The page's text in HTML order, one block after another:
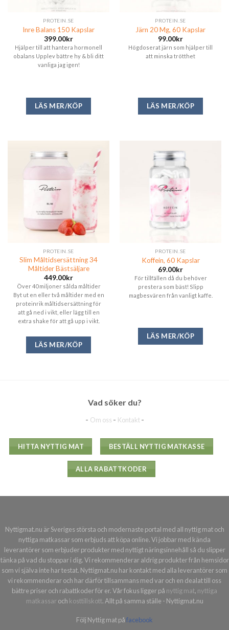
PROTEIN.SE
Inre Balans 150 Kapslar
399.00kr
Hjälper till att hantera hormonell
obalans Upplev bättre hy & bli ditt
vanliga jag igen!
LÄS MER/KÖP
PROTEIN.SE
Järn 20 Mg, 60 Kapslar
99.00kr
Högdoserat järn som hjälper till
att minska trötthet
LÄS MER/KÖP
PROTEIN.SE
Slim Måltidsersättning 34
Måltider Bästsäljare
449.00kr
Över 40 miljoner sålda måltider
Byt ut en eller två måltider med en
proteinrik måltidsersättning för
att gå ned i vikt, eller lägg till en
extra shake för att gå upp i vikt.
LÄS MER/KÖP
PROTEIN.SE
Koffein, 60 Kapslar
69.00kr
För tillfällen då du behöver
prestera som bäst! Slipp
magbesvären från vanligt kaffe.
LÄS MER/KÖP
Vad söker du?
- Om oss - Kontakt-
HITTA NYTTIG MAT BESTÄLL NYTTIG MATKASSE
ALLA RABATTKODER
Nyttigmat.nu är Sveriges största och modernaste portal med all nyttig mat och
nyttiga matkassar som erbjuds att köpa online. Vi jobbar med kända
leverantörer som erbjuder produkter med nyttigt näringsinnehåll så du slipper
tänka på vad du stoppar i dig. Vi rekommenderar aldrig produkter från hemsidor
som vi själva inte har testat. Nyttigmat.nu har kontakt med alla leverantörer som
vi rekommenderar och har därför tillsammans med var och en dealat till oss
bättre priser och rabattkoder för er. Vår fokus ligger på nyttig mat, nyttiga
matkassaroch kosttillskott. Allt på samma ställe - Nyttigmat.nu
Följ Nyttig mat påfacebook